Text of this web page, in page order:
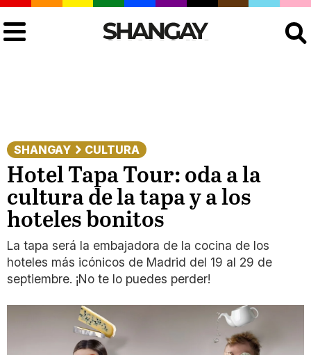
SHANGAY CULTURA
Hotel Tapa Tour: oda a la
cultura de la tapa y a los
hoteles bonitos
La tapa será la embajadora de la cocina de los
hoteles más icónicos de Madrid del 19 al 29 de
septiembre. ¡No te lo puedes perder!